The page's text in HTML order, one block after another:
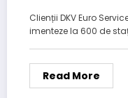
Clienții DKV Euro
imenteze la 600 de
Read More